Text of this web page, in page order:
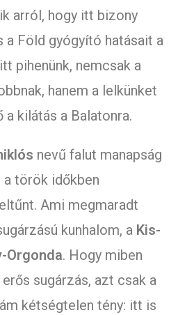
arról, hogy itt bizony
a Föld gyógyító hatásait a
pihenünk, nemcsak a
hanem a lelkünket
a kilátás a Balatonra.
nevű falut manapság
a török időkben
Ami megmaradt
kunhalom, a Kis-
Orgonda. Hogy miben
sugárzás, azt csak a
kétségtelen tény: itt is